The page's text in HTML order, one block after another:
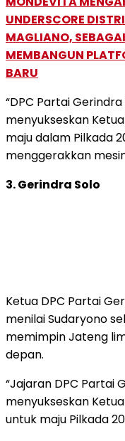
UNDERSCORE
MAGLIANO,
MEMBANGUN
BARU
“DPC Partai
menyukseskan
maju dalam Pilkada
menggerakkan
3. Gerindra Solo
Ketua DPC Partai
menilai Sudaryono
memimpin Jateng
depan.
“Jajaran DPC Partai
menyukseskan
untuk maju Pilkada